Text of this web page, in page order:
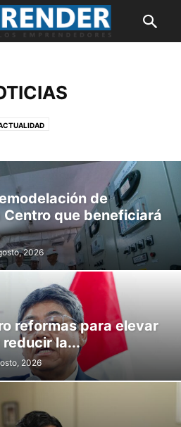
de
que beneficiará
2026
reformas para elevar
la...
2026